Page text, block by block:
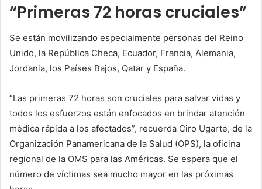
“Primeras 72 horas cruciales”
Se están movilizando especialmente personas del Reino
Unido, la República Checa, Ecuador, Francia, Alemania,
Jordania, los Países Bajos, Qatar y España.
“Las primeras 72 horas son cruciales para salvar vidas y
todos los esfuerzos están enfocados en brindar atención
médica rápida a los afectados”, recuerda Ciro Ugarte, de la
Organización Panamericana de la Salud (OPS), la oficina
regional de la OMS para las Américas. Se espera que el
número de víctimas sea mucho mayor en las próximas